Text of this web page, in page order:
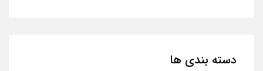
دسته بندی ها